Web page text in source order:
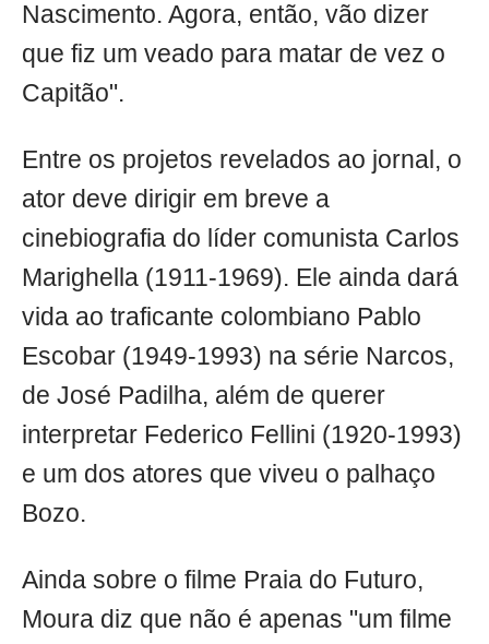
Nascimento. Agora, então, vão dizer
que fiz um veado para matar de vez o
Capitão".
Entre os projetos revelados ao jornal, o
ator deve dirigir em breve a
cinebiografia do líder comunista Carlos
Marighella (1911-1969). Ele ainda dará
vida ao traficante colombiano Pablo
Escobar (1949-1993) na série Narcos,
de José Padilha, além de querer
interpretar Federico Fellini (1920-1993)
e um dos atores que viveu o palhaço
Bozo.
Ainda sobre o filme Praia do Futuro,
Moura diz que não é apenas "um filme